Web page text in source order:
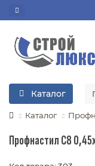
Каталог
Каталог
Профнастил С8